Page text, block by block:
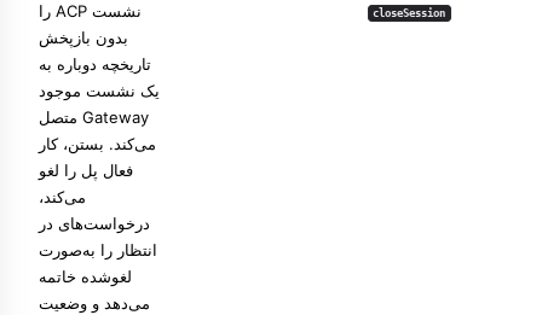
closeSession
نشست ACP را
بدون بازپخش
تاریخچه دوباره به
یک نشست موجود
Gateway متصل
می‌کند. بستن، کار
فعال پل را لغو
می‌کند،
درخواست‌های در
انتظار را به‌صورت
لغوشده خاتمه
می‌دهد و وضعیت